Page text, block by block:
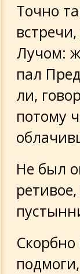
Точно
Лучом:
пал
ли,
потому
Не был